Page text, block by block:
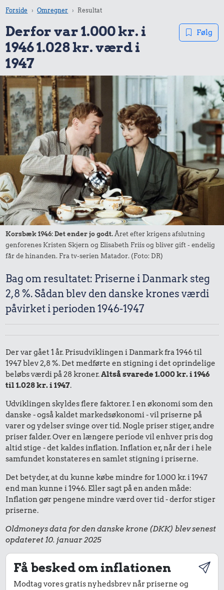
Forside Omregner Resultat
Derfor var 1.000 kr. i
1946 1.028 kr. værd i
1947
Følg
Korsbæk 1946: Det ender jo godt. Året efter krigens afslutning
genforenes Kristen Skjern og Elisabeth Friis og bliver gift - endelig
får de hinanden. Fra tv-serien Matador. (Foto: DR)
Bag om resultatet: Priserne i Danmark steg
2,8 %. Sådan blev den danske krones værdi
påvirket i perioden 1946-1947
Der var gået 1 år. Prisudviklingen i Danmark fra 1946 til
1947 blev 2,8 %. Det medførte en stigning i det oprindelige
beløbs værdi på 28 kroner.Altså svarede 1.000 kr. i 1946
til 1.028 kr. i 1947.
Udviklingen skyldes flere faktorer. I en økonomi som den
danske - også kaldet markedsøkonomi - vil priserne på
varer og ydelser svinge over tid. Nogle priser stiger, andre
priser falder. Over en længere periode vil enhver pris dog
altid stige - det kaldes inflation. Inflation er, når der i hele
samfundet konstateres en samlet stigning i priserne.
Det betyder, at du kunne købe mindre for 1.000 kr. i 1947
end man kunne i 1946. Eller sagt på en anden måde:
Inflation gør pengene mindre værd over tid - derfor stiger
priserne.
Oldmoneys data for den danske krone (DKK) blev senest
opdateret 10. januar 2025
Få besked om inflationen
Modtag vores gratis nyhedsbrev når priserne og